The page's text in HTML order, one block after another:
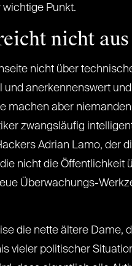
wichtige Punkt.
nicht aus
nicht über
und anerkennenswert
machen aber
zwangsläufig
Adrian Lamo, der
nicht die
Überwachungs-
die nette ältere Dame,
vieler politischer